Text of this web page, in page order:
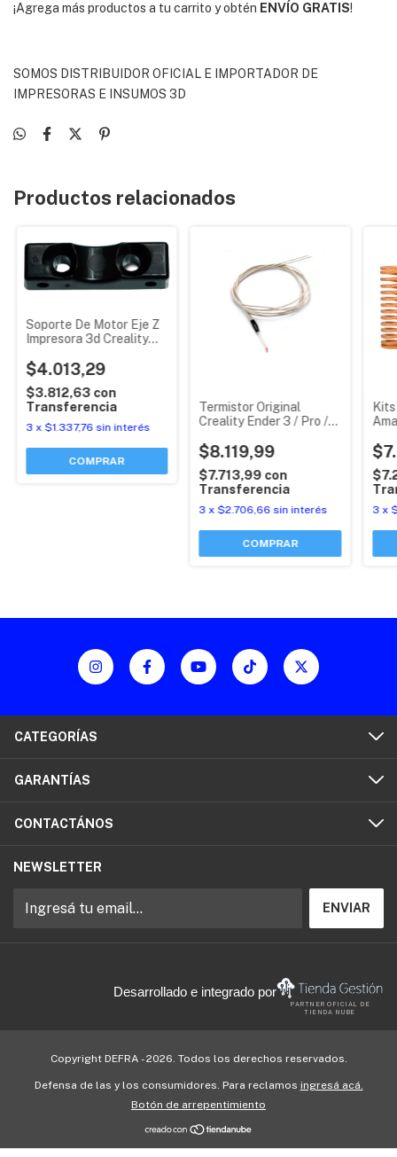
¡Agrega más productos a tu carrito y obtén ENVÍO GRATIS!
SOMOS DISTRIBUIDOR OFICIAL E IMPORTADOR DE
IMPRESORAS E INSUMOS 3D
Productos relacionados
Soporte De Motor Eje Z
Impresora 3d Creality
$4.013,29
$3.812,63 con
Transferencia
3 x $1.337,76 sin interés
Termistor Original
Creality Ender 3 / Pro /
$8.119,99
$7.713,99 con
Transferencia
3 x$2.706,66 sin interés 3 x
CATEGORÍAS
GARANTÍAS
CONTACTÁNOS
NEWSLETTER
Desarrollado e integrado por
PARTNER OFICIAL DE
TIENDA NUBE
Copyright DEFRA - 2026. Todos los derechos reservados.
Defensa de las y los consumidores. Para reclamos ingresá acá.
Botón de arrepentimiento